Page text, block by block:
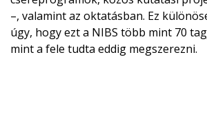
–, valamint az oktatásban. Ez
úgy, hogy ezt a NIBS több mint 70
mint a fele tudta eddig megszerezni.